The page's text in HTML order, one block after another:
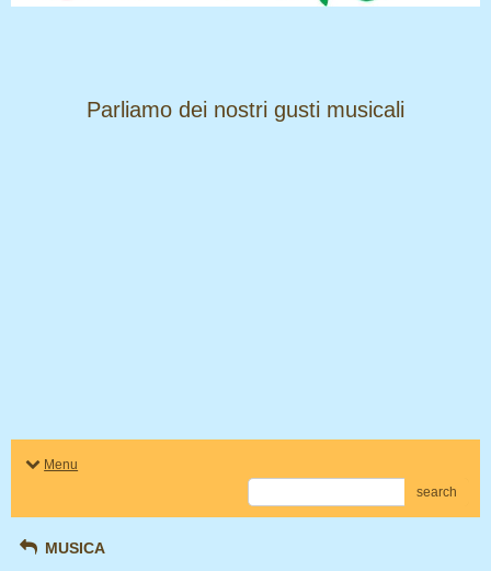
​​​​​​​Parliamo dei nostri gusti musicali
Menu
search
MUSICA